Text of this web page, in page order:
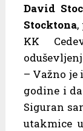
David
Stocktona,
KK
– Važno
godine i
Siguran
utakmice